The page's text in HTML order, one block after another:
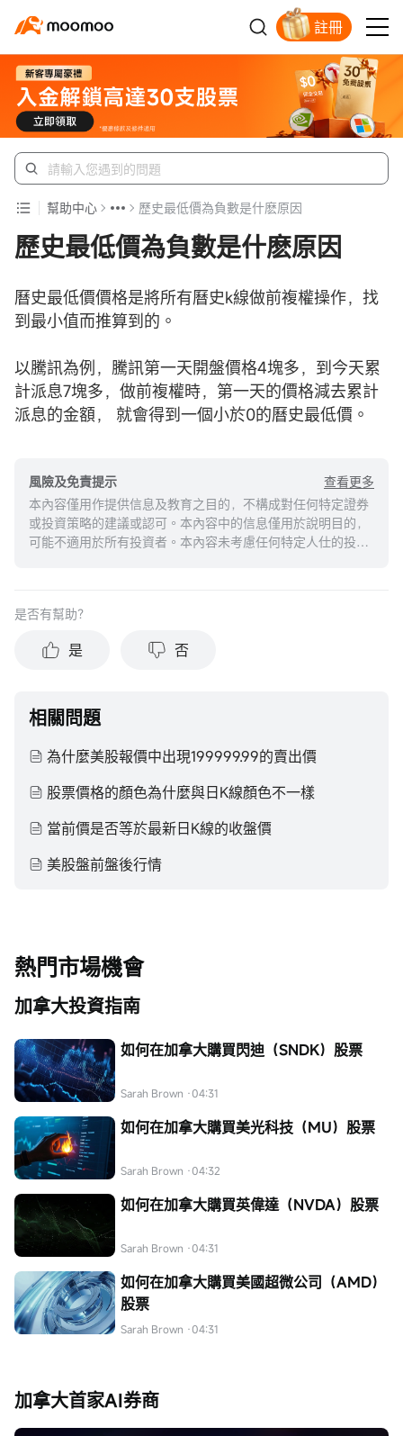
註冊
幫助中心 歷史最低價為負數是什麽原因
歷史最低價為負數是什麽原因
曆史最低價價格是將所有曆史k線做前複權操作，找
到最小值而推算到的。
以騰訊為例，騰訊第一天開盤價格4塊多，到今天累
計派息7塊多，做前複權時，第一天的價格減去累計
派息的金額， 就會得到一個小於0的曆史最低價。
風險及免責提示
查看更多
本內容僅用作提供信息及教育之目的，不構成對任何特定證券
或投資策略的建議或認可。本內容中的信息僅用於說明目的，
可能不適用於所有投資者。本內容未考慮任何特定人仕的投資
結果。投資涉及風險和損失本金的可能性。moomoo對上述內
任何陳述或保證。
是否有幫助？
是 否
相關問題
為什麼美股報價中出現199999.99的賣出價
股票價格的顏色為什麼與日K線顏色不一樣
當前價是否等於最新日K線的收盤價
美股盤前盤後行情
熱門市場機會
加拿大投資指南
如何在加拿大購買閃迪（SNDK）股票
Sarah Brown ·04:31
如何在加拿大購買美光科技（MU）股票
Sarah Brown ·04:32
如何在加拿大購買英偉達（NVDA）股票
Sarah Brown ·04:31
如何在加拿大購買美國超微公司（AMD）
股票
Sarah Brown ·04:31
加拿大首家AI券商